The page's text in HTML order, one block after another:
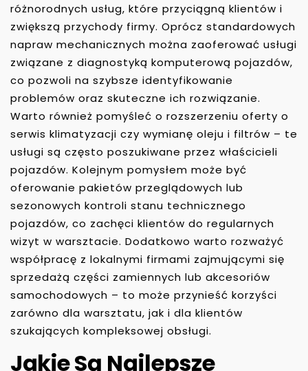
różnorodnych usług, które przyciągną klientów i
zwiększą przychody firmy. Oprócz standardowych
napraw mechanicznych można zaoferować usługi
związane z diagnostyką komputerową pojazdów,
co pozwoli na szybsze identyfikowanie
problemów oraz skuteczne ich rozwiązanie.
Warto również pomyśleć o rozszerzeniu oferty o
serwis klimatyzacji czy wymianę oleju i filtrów – te
usługi są często poszukiwane przez właścicieli
pojazdów. Kolejnym pomysłem może być
oferowanie pakietów przeglądowych lub
sezonowych kontroli stanu technicznego
pojazdów, co zachęci klientów do regularnych
wizyt w warsztacie. Dodatkowo warto rozważyć
współpracę z lokalnymi firmami zajmującymi się
sprzedażą części zamiennych lub akcesoriów
samochodowych – to może przynieść korzyści
zarówno dla warsztatu, jak i dla klientów
szukających kompleksowej obsługi.
Jakie Są Najlepsze